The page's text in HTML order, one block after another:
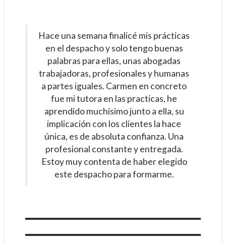
Hace una semana finalicé mis prácticas
en el despacho y solo tengo buenas
palabras para ellas, unas abogadas
trabajadoras, profesionales y humanas
a partes iguales. Carmen en concreto
fue mi tutora en las practicas, he
aprendido muchísimo junto a ella, su
implicación con los clientes la hace
única, es de absoluta confianza. Una
profesional constante y entregada.
Estoy muy contenta de haber elegido
este despacho para formarme.